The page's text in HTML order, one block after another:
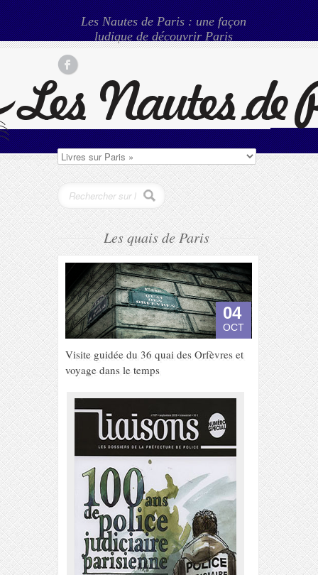
Les Nautes de Paris : une façon
ludique de découvrir Paris
Les quais de Paris
04
OCT
Visite guidée du 36 quai des Orfèvres et
voyage dans le temps